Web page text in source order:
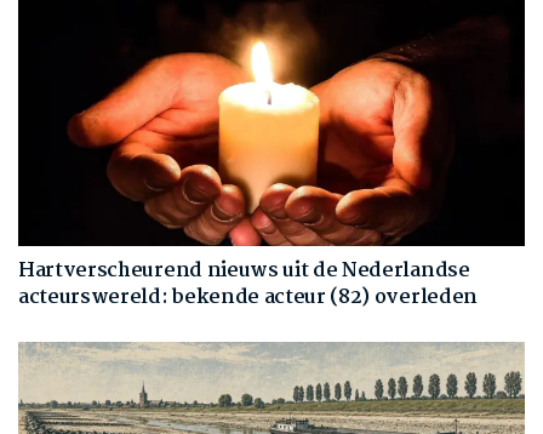
Hartverscheurend nieuws uit de Nederlandse
acteurswereld: bekende acteur (82) overleden